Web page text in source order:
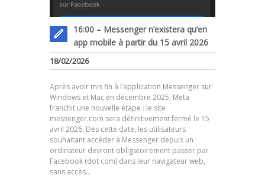
16:00 – Messenger n’existera qu’en
app mobile à partir du 15 avril 2026
18/02/2026
Après avoir mis fin à l’application Messenger sur
Windows et Mac en décembre 2025, Meta
franchit une nouvelle étape : le site
messenger.com sera définitivement fermé le 15
avril 2026. Dès cette date, les utilisateurs
souhaitant accéder à Messenger depuis un
ordinateur devront obligatoirement passer par
Facebook (dot com) dans leur navigateur web,
sans accès…